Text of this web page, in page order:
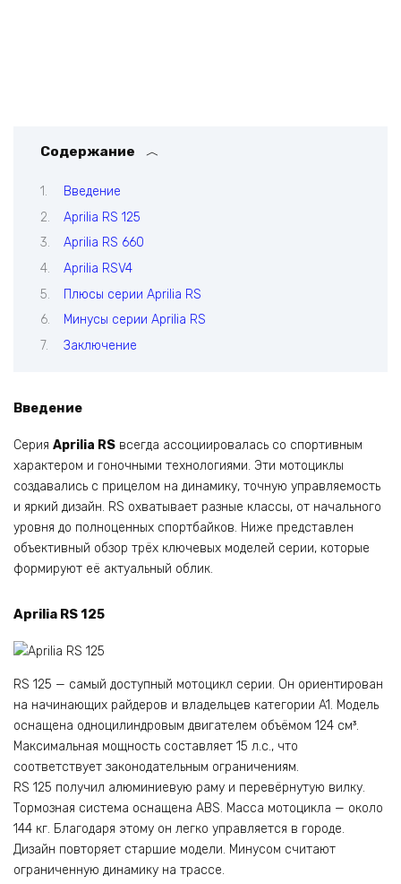
Содержание
Введение
Aprilia RS 125
Aprilia RS 660
Aprilia RSV4
Плюсы серии Aprilia RS
Минусы серии Aprilia RS
Заключение
Введение
Серия Aprilia RS всегда ассоциировалась со спортивным
характером и гоночными технологиями. Эти мотоциклы
создавались с прицелом на динамику, точную управляемость
и яркий дизайн. RS охватывает разные классы, от начального
уровня до полноценных спортбайков. Ниже представлен
объективный обзор трёх ключевых моделей серии, которые
формируют её актуальный облик.
Aprilia RS 125
RS 125 — самый доступный мотоцикл серии. Он ориентирован
на начинающих райдеров и владельцев категории A1. Модель
оснащена одноцилиндровым двигателем объёмом 124 см³.
Максимальная мощность составляет 15 л.с., что
соответствует законодательным ограничениям.
RS 125 получил алюминиевую раму и перевёрнутую вилку.
Тормозная система оснащена ABS. Масса мотоцикла — около
144 кг. Благодаря этому он легко управляется в городе.
Дизайн повторяет старшие модели. Минусом считают
ограниченную динамику на трассе.